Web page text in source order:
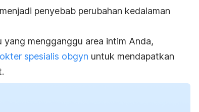
penyebab perubahan kedalaman
mengganggu area intim Anda,
spesialis obgyn untuk mendapatkan